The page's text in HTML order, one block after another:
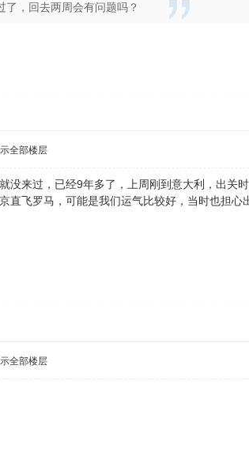
，回去两周会有问题吗？
全部楼层
没来过，已经9年多了，上周刚到意大利，出关
直飞罗马，可能是我们运气比较好，当时也担
全部楼层